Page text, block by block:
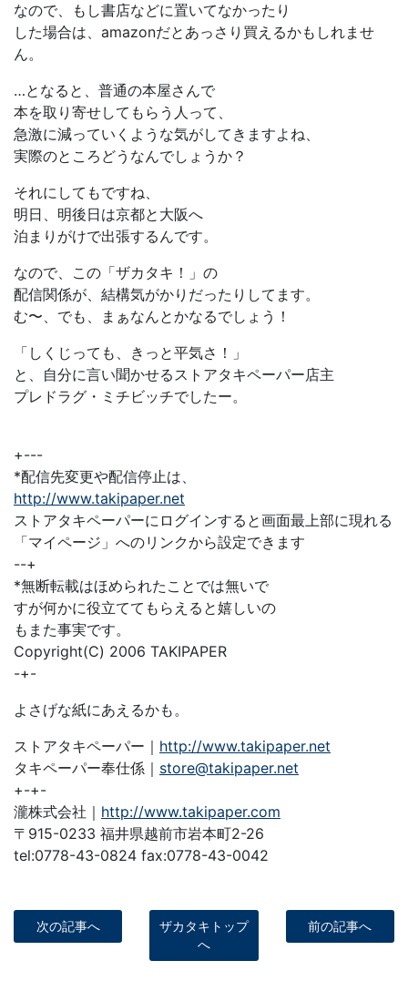
なので、もし書店などに置いてなかったり
した場合は、amazonだとあっさり買えるかもしれませ
ん。
…となると、普通の本屋さんで
本を取り寄せしてもらう人って、
急激に減っていくような気がしてきますよね、
実際のところどうなんでしょうか？
それにしてもですね、
明日、明後日は京都と大阪へ
泊まりがけで出張するんです。
なので、この「ザカタキ！」の
配信関係が、結構気がかりだったりしてます。
む〜、でも、まぁなんとかなるでしょう！
「しくじっても、きっと平気さ！」
と、自分に言い聞かせるストアタキペーパー店主
プレドラグ・ミチビッチでしたー。
+---
*配信先変更や配信停止は、
http://www.takipaper.net
ストアタキペーパーにログインすると画面最上部に現れる
「マイページ」へのリンクから設定できます
--+
*無断転載はほめられたことでは無いで
すが何かに役立ててもらえると嬉しいの
もまた事実です。
Copyright(C) 2006 TAKIPAPER
-+-
よさげな紙にあえるかも。
ストアタキペーパー｜ http://www.takipaper.net
タキペーパー奉仕係｜ store@takipaper.net
+-+-
瀧株式会社｜ http://www.takipaper.com
〒915-0233 福井県越前市岩本町2-26
tel:0778-43-0824 fax:0778-43-0042
次の記事へ
ザカタキトップ
へ
前の記事へ